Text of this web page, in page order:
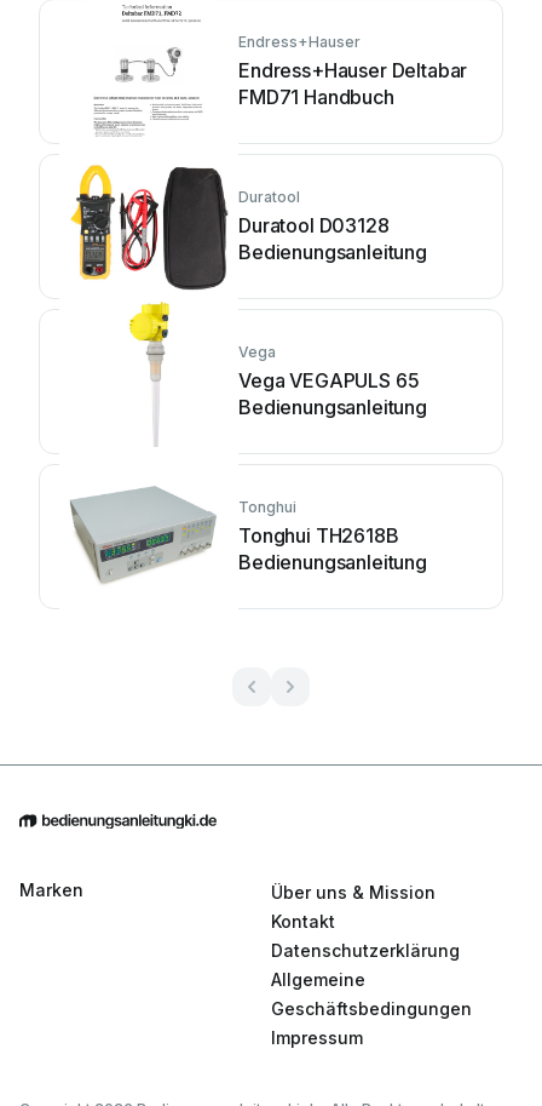
Endress+Hauser
Endress+Hauser Deltabar
FMD71 Handbuch
Duratool
Duratool D03128
Bedienungsanleitung
Vega
Vega VEGAPULS 65
Bedienungsanleitung
Tonghui
Tonghui TH2618B
Bedienungsanleitung
Marken
Über uns & Mission
Kontakt
Datenschutzerklärung
Allgemeine
Geschäftsbedingungen
Impressum